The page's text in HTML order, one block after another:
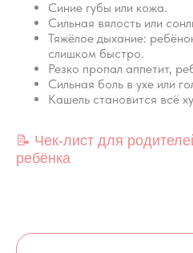
Синие губы или кожа.
Сильная вялость или
Тяжёлое дыхание:
слишком быстро.
Резко пропал аппетит,
Сильная боль в ухе или
Кашель становится всё
📝 Чек-лист для
ребёнка
Пройти курс